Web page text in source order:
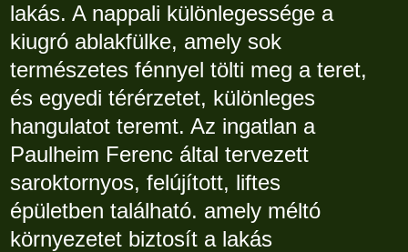
lakás. A nappali különlegessége a
kiugró ablakfülke, amely sok
természetes fénnyel tölti meg a teret,
és egyedi térérzetet, különleges
hangulatot teremt. Az ingatlan a
Paulheim Ferenc által tervezett
saroktornyos, felújított, liftes
épületben található. amely méltó
környezetet biztosít a lakás